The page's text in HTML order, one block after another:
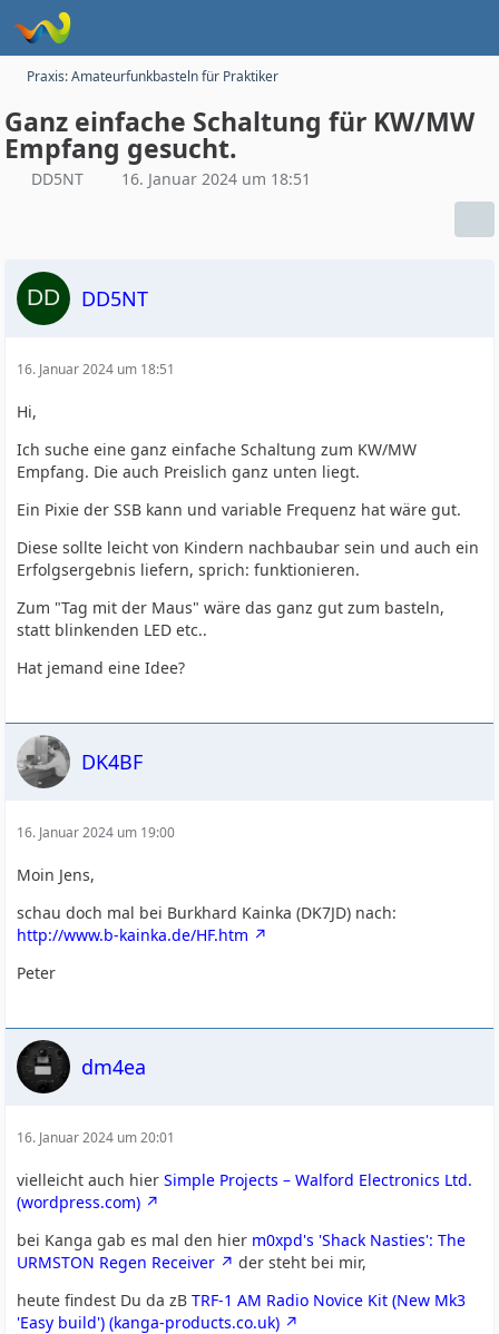
Praxis: Amateurfunkbasteln für Praktiker
Ganz einfache Schaltung für KW/MW
Empfang gesucht.
DD5NT 16. Januar 2024 um 18:51
DD5NT
16. Januar 2024 um 18:51
Hi,
Ich suche eine ganz einfache Schaltung zum KW/MW
Empfang. Die auch Preislich ganz unten liegt.
Ein Pixie der SSB kann und variable Frequenz hat wäre gut.
Diese sollte leicht von Kindern nachbaubar sein und auch ein
Erfolgsergebnis liefern, sprich: funktionieren.
Zum "Tag mit der Maus" wäre das ganz gut zum basteln,
statt blinkenden LED etc..
Hat jemand eine Idee?
DK4BF
16. Januar 2024 um 19:00
Moin Jens,
schau doch mal bei Burkhard Kainka (DK7JD) nach:
http://www.b-kainka.de/HF.htm
Peter
dm4ea
16. Januar 2024 um 20:01
vielleicht auch hierSimple Projects – Walford Electronics Ltd.
(wordpress.com)
bei Kanga gab es mal den hier m0xpd's 'Shack Nasties': The
URMSTON Regen Receiver
der steht bei mir,
heute findest Du da zBTRF-1 AM Radio Novice Kit (New Mk3
'Easy build') (kanga-products.co.uk)